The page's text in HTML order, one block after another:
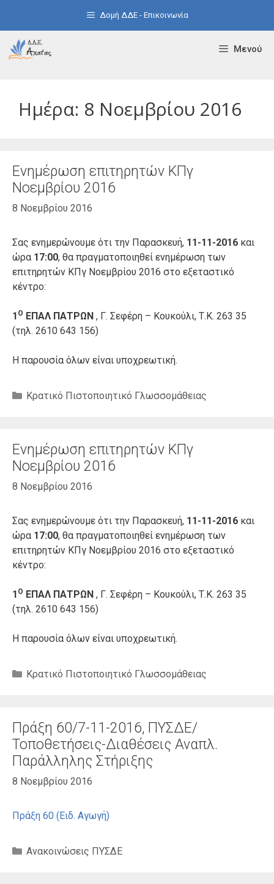
Δομή ΔΔΕ - Επικοινωνία
Μενού
Ημέρα: 8 Νοεμβρίου 2016
Ενημέρωση επιτηρητών ΚΠγ
Νοεμβρίου 2016
8 Νοεμβρίου 2016
Σας ενημερώνουμε ότι την Παρασκευή, 11-11-2016 και
ώρα 17:00, θα πραγματοποιηθεί ενημέρωση των
επιτηρητών ΚΠγ Νοεμβρίου 2016 στο εξεταστικό
κέντρο:
1 Ο ΕΠΑΛ ΠΑΤΡΩΝ , Γ. Σεφέρη – Κουκούλι, Τ.Κ. 263 35
(τηλ. 2610 643 156)
Η παρουσία όλων είναι υποχρεωτική.
Κατηγορίες
Κρατικό Πιστοποιητικό Γλωσσομάθειας
Ενημέρωση επιτηρητών ΚΠγ
Νοεμβρίου 2016
8 Νοεμβρίου 2016
Σας ενημερώνουμε ότι την Παρασκευή, 11-11-2016 και
ώρα 17:00, θα πραγματοποιηθεί ενημέρωση των
επιτηρητών ΚΠγ Νοεμβρίου 2016 στο εξεταστικό
κέντρο:
1 Ο ΕΠΑΛ ΠΑΤΡΩΝ , Γ. Σεφέρη – Κουκούλι, Τ.Κ. 263 35
(τηλ. 2610 643 156)
Η παρουσία όλων είναι υποχρεωτική.
Κατηγορίες
Κρατικό Πιστοποιητικό Γλωσσομάθειας
Πράξη 60/7-11-2016, ΠΥΣΔΕ/
Τοποθετήσεις-Διαθέσεις Αναπλ.
Παράλληλης Στήριξης
8 Νοεμβρίου 2016
Πράξη 60 (Ειδ. Αγωγή)
Κατηγορίες
Ανακοινώσεις ΠΥΣΔΕ